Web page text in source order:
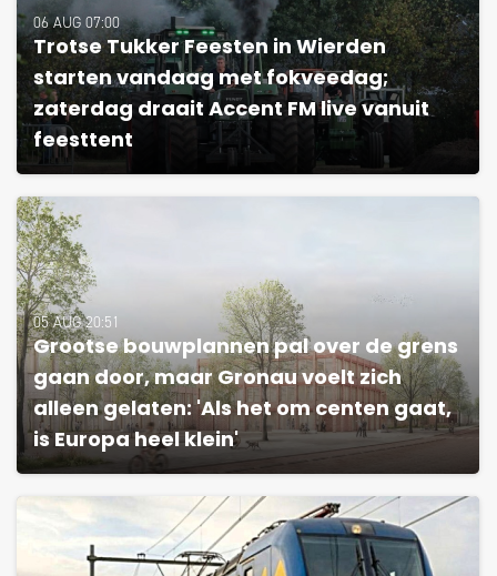
06 AUG 07:00
Trotse Tukker Feesten in Wierden
starten vandaag met fokveedag;
zaterdag draait Accent FM live vanuit
feesttent
05 AUG 20:51
Grootse bouwplannen pal over de grens
gaan door, maar Gronau voelt zich
alleen gelaten: 'Als het om centen gaat,
is Europa heel klein'